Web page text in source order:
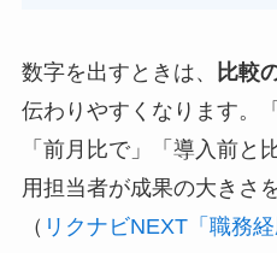
数字を出すときは、 比較
伝わりやすくなります。
「前月比で」「導入前と
用担当者が成果の大きさ
（ リクナビNEXT「職務